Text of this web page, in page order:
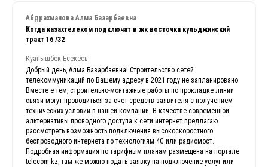
Абдрахманова Алма Базарбаевна
Когда казахтелеком подключат в жк восточка кульджинский
тракт 16 /32
Куанышбек Есекеев
Добрый день, Алма Базарбаевна! Строительство сетей
телекоммуникаций по Вашему адресу в 2021 году не запланировано.
Вместе е тем, строительно-монтажные работы по прокладке линии
связи могут проводиться за счет средств заявителя с получением
технических условий в нашей компании. В качестве современной
альтернативы проводного доступа к сети интернет предлагаю
рассмотреть возможность подключения высокоскоростного
беспроводного интернета по технологиям 4G или радиомост.
Подробная информация по тарифным планам размещена на портале
telecom.kz, там же можно подать заявку на подключение услуг или